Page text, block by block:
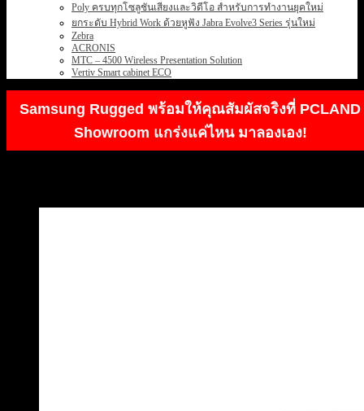
Poly ครบทุกโซลูชันเสียงและวิดีโอ สำหรับการทำงานยุคใหม่
ยกระดับ Hybrid Work ด้วยหูฟัง Jabra Evolve3 Series รุ่นใหม่
Zebra
ACRONIS
MTC – 4500 Wireless Presentation Solution
Vertiv Smart cabinet ECO
Samsung Rugged พร้อมให้คุณสัมผัสจริงที่ PCLAND
Showroom แกร่งแค่ไหน มาลองเอง!